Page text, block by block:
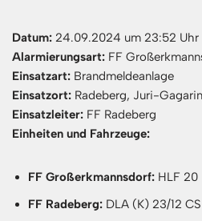
Datum: 24.09.2024 um 23:52 Uhr
Alarmierungsart: FF
Einsatzart: Brandmeldeanlage
Einsatzort: Radeberg, Juri-
Einsatzleiter: FF Radeberg
Einheiten und Fahrzeuge:
FF Großerkmannsdorf: HLF 20
FF Radeberg: DLA (K) 23/12